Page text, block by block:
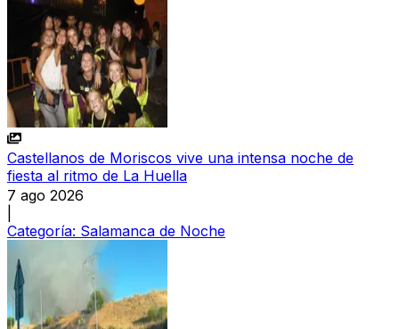
Castellanos de Moriscos vive una intensa noche de
fiesta al ritmo de La Huella
7 ago 2026
Categoría: Salamanca de Noche